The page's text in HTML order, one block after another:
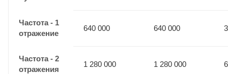
Частота - 1
отражение
640 000 640 000
Частота - 2
отражения
1 280 000 1 280 000